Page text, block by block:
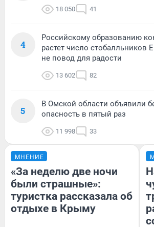
18 050 41
4
Российскому образованию
растет число стобалльников
не повод для радости
13 602 82
5
В Омской области объявили
опасность в пятый раз
11 998 33
МНЕНИЕ
«За неделю две ночи
были страшные»:
туристка рассказала об
отдыхе в Крыму